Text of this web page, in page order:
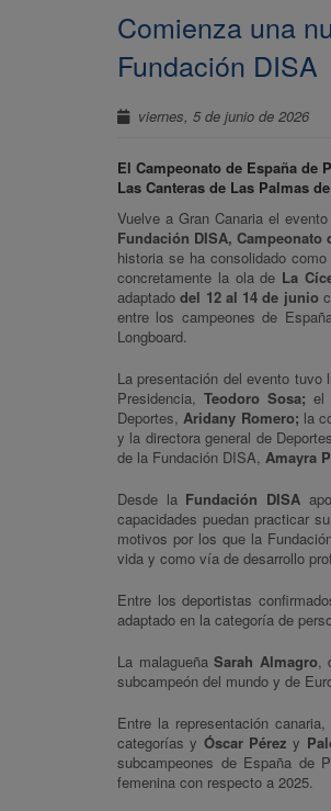
Comienza una
Fundación DISA
viernes, 5 de junio de 2026
El Campeonato de España de
Las Canteras de Las Palmas
Vuelve a Gran Canaria el
Fundación DISA, Campeonato
historia se ha consolidado
concretamente la ola de La
adaptadodel 12 al 14 de junio
entre los campeones de
Longboard.
La presentación del evento tuvo
Presidencia, Teodoro Sosa; el
Deportes,Aridany Romero; la
y la directora general de
de la Fundación DISA, Amayra
Desde la Fundación DISA
capacidades puedan practicar
motivos por los que la
vida y como vía de desarrollo
Entre los deportistas
adaptado en la categoría de
La malagueñaSarah Almagro,
subcampeón del mundo y de
Entre la representación canaria,
categorías y Óscar Pérez y
subcampeones de España de
femenina con respecto a 2025.